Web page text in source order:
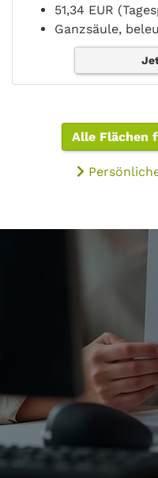
51,34 EUR
Ganzsäule,
Alle Flächen